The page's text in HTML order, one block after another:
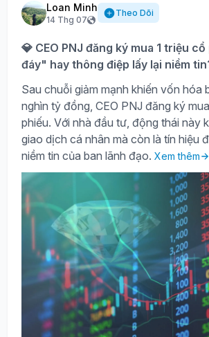
Loan Minh
14 Thg 07
Theo Dõi
💎 CEO PNJ đăng ký mua 1 triệu
đáy" hay thông điệp lấy lại niềm
Sau chuỗi giảm mạnh khiến vốn hóa
nghìn tỷ đồng, CEO PNJ đăng ký
phiếu. Với nhà đầu tư, động thái này
giao dịch cá nhân mà còn là tín hiệu
niềm tin của ban lãnh đạo. Xem thêm